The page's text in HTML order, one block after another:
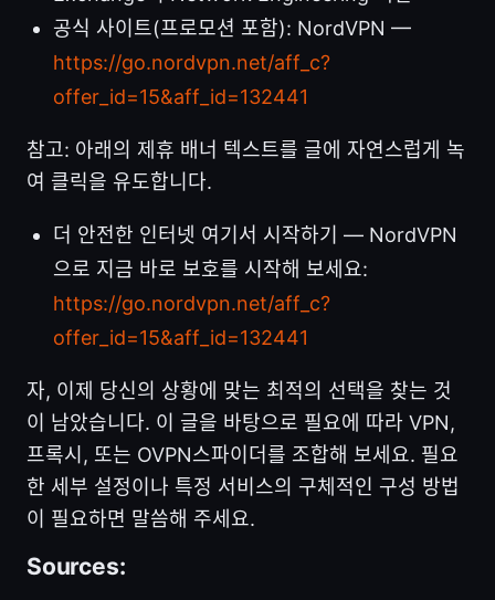
공식 사이트(프로모션 포함): NordVPN —
https://go.nordvpn.net/aff_c?
offer_id=15&aff_id=132441
참고: 아래의 제휴 배너 텍스트를 글에 자연스럽게 녹
여 클릭을 유도합니다.
더 안전한 인터넷 여기서 시작하기 — NordVPN
으로 지금 바로 보호를 시작해 보세요:
https://go.nordvpn.net/aff_c?
offer_id=15&aff_id=132441
자, 이제 당신의 상황에 맞는 최적의 선택을 찾는 것
이 남았습니다. 이 글을 바탕으로 필요에 따라 VPN,
프록시, 또는 OVPN스파이더를 조합해 보세요. 필요
한 세부 설정이나 특정 서비스의 구체적인 구성 방법
이 필요하면 말씀해 주세요.
Sources: